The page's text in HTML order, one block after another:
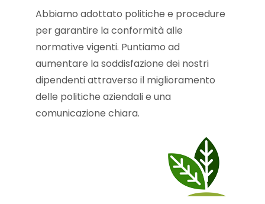
Abbiamo adottato politiche e procedure
per garantire la conformità alle
normative vigenti. Puntiamo ad
aumentare la soddisfazione dei nostri
dipendenti attraverso il miglioramento
delle politiche aziendali e una
comunicazione chiara.